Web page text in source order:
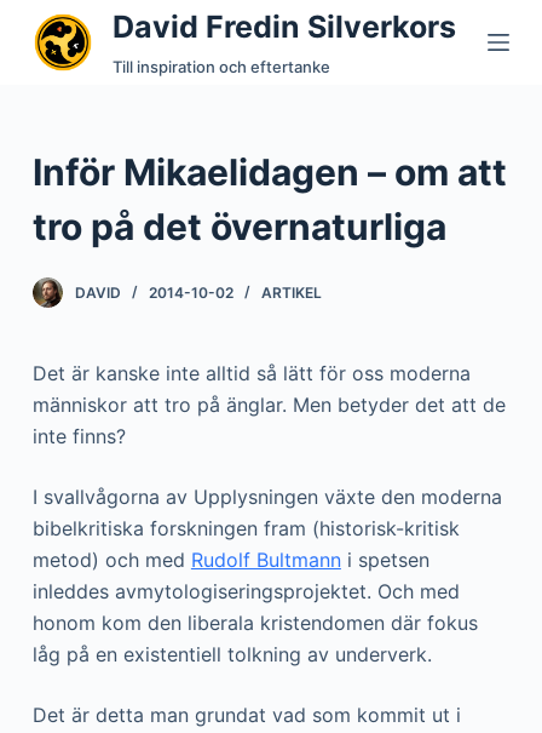
S
o
c
n
n
David Fredin Silverkors
Till inspiration och eftertanke
Inför Mikaelidagen – om att
tro på det övernaturliga
DAVID 2014-10-02 ARTIKEL
Det är kanske inte alltid så lätt för oss moderna
människor att tro på änglar. Men betyder det att de
inte finns?
I svallvågorna av Upplysningen växte den moderna
bibelkritiska forskningen fram (historisk-kritisk
metod) och med Rudolf Bultmanni spetsen
inleddes avmytologiseringsprojektet. Och med
honom kom den liberala kristendomen där fokus
låg på en existentiell tolkning av underverk.
Det är detta man grundat vad som kommit ut i